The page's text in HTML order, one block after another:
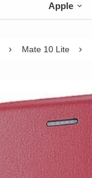
Apple
Mate 10 Lite